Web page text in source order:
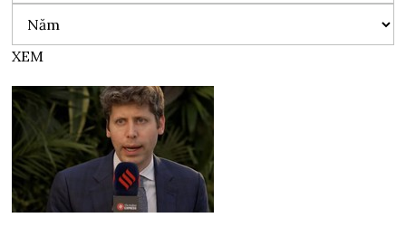
XEM